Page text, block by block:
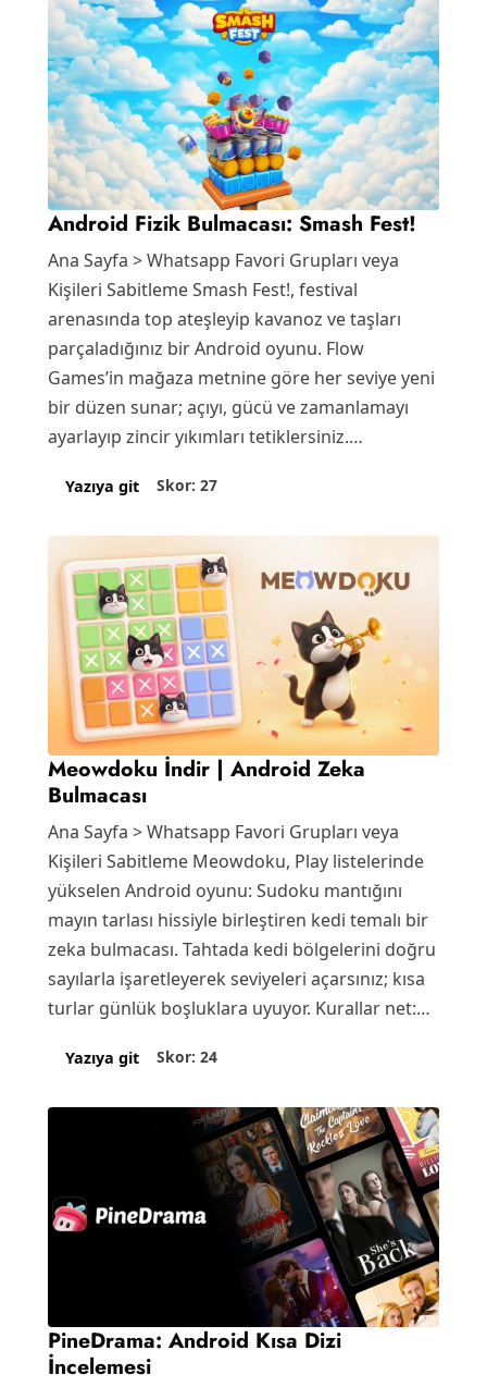
Android Fizik Bulmacası: Smash Fest!
Ana Sayfa > Whatsapp Favori Grupları veya
Kişileri Sabitleme Smash Fest!, festival
arenasında top ateşleyip kavanoz ve taşları
parçaladığınız bir Android oyunu. Flow
Games’in mağaza metnine göre her seviye yeni
bir düzen sunar; açıyı, gücü ve zamanlamayı
ayarlayıp zincir yıkımları tetiklersiniz.…
Yazıya git Skor: 27
Meowdoku İndir | Android Zeka
Bulmacası
Ana Sayfa > Whatsapp Favori Grupları veya
Kişileri Sabitleme Meowdoku, Play listelerinde
yükselen Android oyunu: Sudoku mantığını
mayın tarlası hissiyle birleştiren kedi temalı bir
zeka bulmacası. Tahtada kedi bölgelerini doğru
sayılarla işaretleyerek seviyeleri açarsınız; kısa
turlar günlük boşluklara uyuyor. Kurallar net:…
Yazıya git Skor: 24
PineDrama: Android Kısa Dizi
İncelemesi